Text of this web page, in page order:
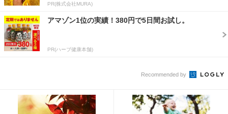
PR(株式会社MURA)
アマゾン1位の実績！380円で5日間お試し。
PR(ハーブ健康本舗)
Recommended by